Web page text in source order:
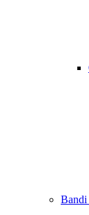
Bandi